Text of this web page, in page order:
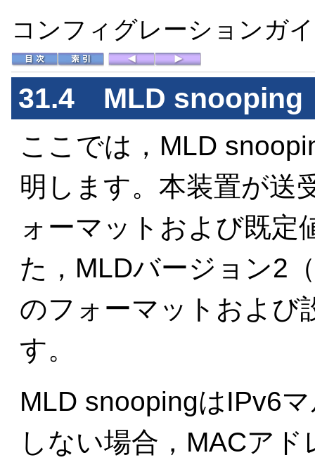
コンフィグレーションガ
31.4 MLD snooping
ここでは，MLD
明します。本装置が送
ォーマットおよび既定
た，MLDバージョン2
のフォーマットおよび
す。
MLD snoopingはIPv6
しない場合，MACア